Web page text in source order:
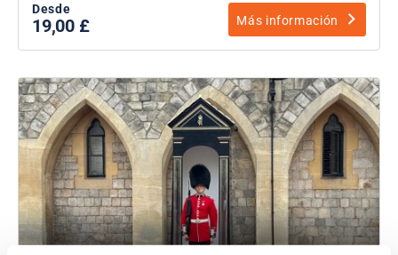
Desde
19,00 £ Más información